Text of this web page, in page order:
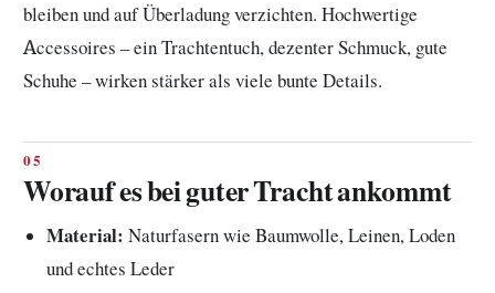
bleiben und auf Überladung verzichten. Hochwertige
Accessoires – ein Trachtentuch, dezenter Schmuck, gute
Schuhe – wirken stärker als viele bunte Details.
Worauf es bei guter Tracht ankommt
Material: Naturfasern wie Baumwolle, Leinen, Loden
und echtes Leder